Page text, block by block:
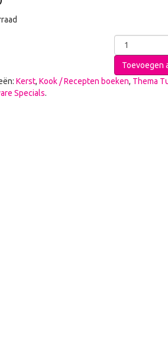
Toevoegen
Kerst, Kook / Recepten boeken, Thema
Specials.